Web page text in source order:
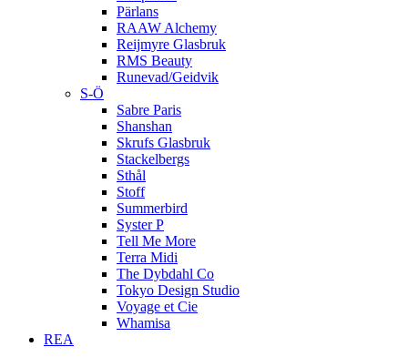
Pärlans
RAAW Alchemy
Reijmyre Glasbruk
RMS Beauty
Runevad/Geidvik
S-Ö
Sabre Paris
Shanshan
Skrufs Glasbruk
Stackelbergs
Sthål
Stoff
Summerbird
Syster P
Tell Me More
Terra Midi
The Dybdahl Co
Tokyo Design Studio
Voyage et Cie
Whamisa
REA